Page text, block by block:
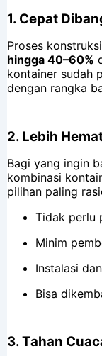
1. Cepat
Proses
hingga 40–60%
kontainer sudah
dengan rangka
2. Lebih
Bagi yang ingin
kombinasi
pilihan paling
Tidak perlu
Minim
Instalasi
Bisa
3.Tahan